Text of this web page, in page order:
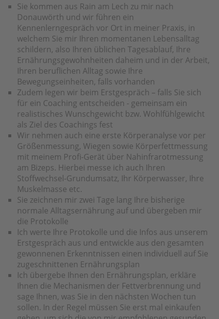
Sie kommen aus Rain am Lech zu mir nach
Donauwörth und wir führen ein
Kennenlerngespräch vor Ort in meiner Praxis, in
welchem Sie mir Ihren momentanen Lebensalltag
schildern, also Ihren üblichen Tagesablauf, Ihre
Ernährungsgewohnheiten daheim und in der Arbeit,
Ihren beruflichen Alltag sowie Ihre
Bewegungseinheiten, falls vorhanden
Zudem legen wir beim Erstgespräch – falls Sie sich
für ein Coaching entscheiden - gemeinsam ein
realistisches Wunschgewicht bzw. Wohlfühlgewicht
als Ziel des Coachings fest
Wir nehmen auch eine erste Körperanalyse vor per
Größenmessung, Wiegen sowie Körperfettmessung
mit meinem Profi-Gerät über Nahinfrarotmessung
am Bizeps. Hierbei messe ich auch Ihren
Stoffwechsel-Grundumsatz, Ihr Körperwasser, Ihre
Muskelmasse etc.
Sie zeichnen mir zwei Tage lang Ihre bisherige
normale Alltagsernährung auf und übergeben mir
die Protokolle
Ich werte Ihre Protokolle und die Infos aus unserem
Erstgespräch aus und entwickle aus den gesamten
gewonnenen Erkenntnissen einen individuell auf Sie
zugeschnittenen Ernährungsplan
Ich übergebe Ihnen den Ernährungsplan, erkläre
Ihnen die Mechanismen der Fettverbrennung und
sage Ihnen, was Sie in den nächsten Wochen tun
sollen. In der Regel müssen Sie erst mal einkaufen